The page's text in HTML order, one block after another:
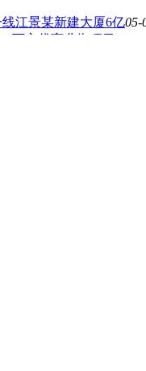
江景某新建大厦6亿05-
万方优商业街项目（
余62套沿街商铺单价
带租金）5000元/平
砂浆生产厂（含资质
字楼项目20亿整体转
低价1.75亿整体转让
独栋写字楼2.4亿整